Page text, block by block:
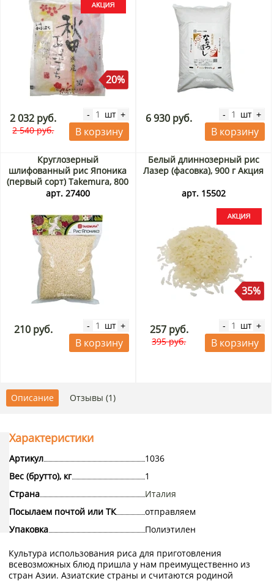
20%
2 032 руб.
2 540 руб.
- шт +
В корзину
6 930 руб. - шт +
В корзину
Круглозерный
шлифованный рис Японика
(первый сорт) Takemura, 800
г
арт. 27400
210 руб. - шт +
В корзину
Белый длиннозерный рис
Лазер (фасовка), 900 г Акция
арт. 15502
35%
257 руб.
395 руб.
- шт +
В корзину
Описание Отзывы (1)
Характеристики
Артикул
1036
Вес (брутто), кг
1
Страна
Италия
Посылаем почтой или ТК
отправляем
Упаковка
Полиэтилен
Культура использования риса для приготовления
всевозможных блюд пришла у нам преимущественно из
стран Азии. Азиатские страны и считаются родиной